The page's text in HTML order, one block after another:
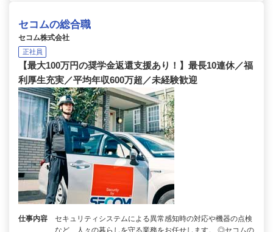
セコムの総合職
セコム株式会社
正社員
【最大100万円の奨学金返還支援あり！】最長10連休／福
利厚生充実／平均年収600万超／未経験歓迎
仕事内容
セキュリティシステムによる異常感知時の対応や機器の点検
など、人々の暮らしを守る業務をお任せします。 ◎セコムの